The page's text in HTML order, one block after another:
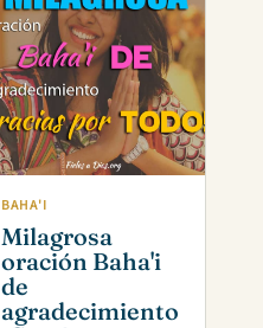
BAHA'I
Milagrosa
oración Baha'i
de
agradecimiento